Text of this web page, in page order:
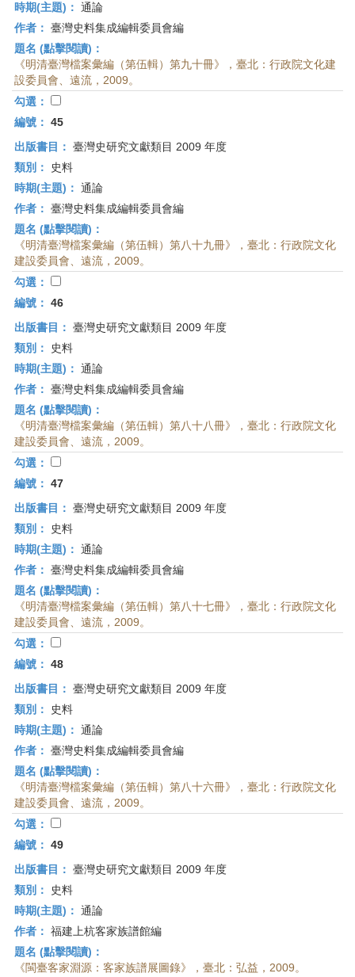
時期(主題)： 通論
作者： 臺灣史料集成編輯委員會編
題名 (點擊閱讀)：
《明清臺灣檔案彙編（第伍輯）第九十冊》，臺北：行政院文化建
設委員會、遠流，2009。
勾選：
編號： 45
出版書目： 臺灣史研究文獻類目 2009 年度
類別：
史料
時期(主題)： 通論
作者： 臺灣史料集成編輯委員會編
題名 (點擊閱讀)：
《明清臺灣檔案彙編（第伍輯）第八十九冊》，臺北：行政院文化
建設委員會、遠流，2009。
勾選：
編號： 46
出版書目： 臺灣史研究文獻類目 2009 年度
類別：
史料
時期(主題)： 通論
作者： 臺灣史料集成編輯委員會編
題名 (點擊閱讀)：
《明清臺灣檔案彙編（第伍輯）第八十八冊》，臺北：行政院文化
建設委員會、遠流，2009。
勾選：
編號： 47
出版書目： 臺灣史研究文獻類目 2009 年度
類別：
史料
時期(主題)： 通論
作者： 臺灣史料集成編輯委員會編
題名 (點擊閱讀)：
《明清臺灣檔案彙編（第伍輯）第八十七冊》，臺北：行政院文化
建設委員會、遠流，2009。
勾選：
編號： 48
出版書目： 臺灣史研究文獻類目 2009 年度
類別：
史料
時期(主題)： 通論
作者： 臺灣史料集成編輯委員會編
題名 (點擊閱讀)：
《明清臺灣檔案彙編（第伍輯）第八十六冊》，臺北：行政院文化
建設委員會、遠流，2009。
勾選：
編號： 49
出版書目： 臺灣史研究文獻類目 2009 年度
類別：
史料
時期(主題)： 通論
作者： 福建上杭客家族譜館編
題名 (點擊閱讀)：
《閩臺客家淵源：客家族譜展圖錄》，臺北：弘益，2009。